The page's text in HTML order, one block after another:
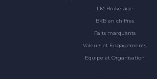
LM Brokerage
BKB en chiffres
Faits marquants
Valeurs et Engagements
Equipe et Organisation